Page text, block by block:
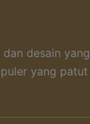
desain yang
yang patut